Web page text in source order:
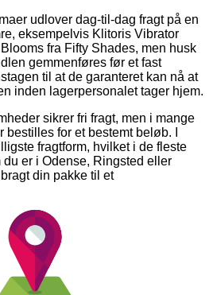
udlover dag-til-dag fragt på en
eksempelvis Klitoris Vibrator
fra Fifty Shades, men husk
gemmenføres før et fast
til at de garanteret kan nå at
inden lagerpersonalet tager hjem.
sikrer fri fragt, men i mange
for et bestemt beløb. I
fragtform, hvilket i de fleste
er i Odense, Ringsted eller
din pakke til et